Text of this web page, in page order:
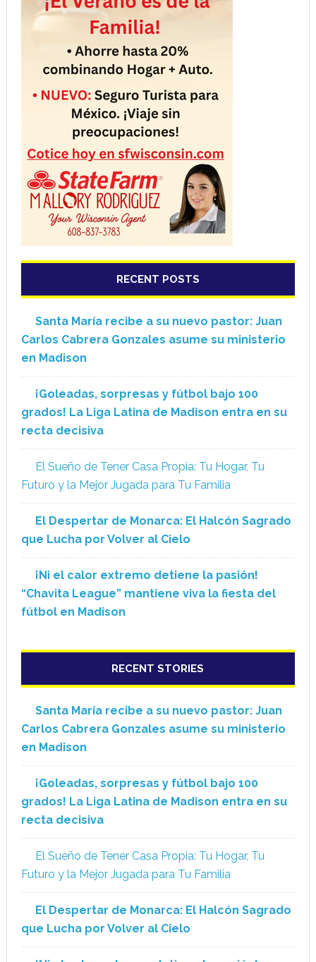
RECENT POSTS
Santa María recibe a su nuevo pastor: Juan
Carlos Cabrera Gonzales asume su ministerio
en Madison
¡Goleadas, sorpresas y fútbol bajo 100
grados! La Liga Latina de Madison entra en su
recta decisiva
El Sueño de Tener Casa Propia: Tu Hogar, Tu
Futuro y la Mejor Jugada para Tu Familia
El Despertar de Monarca: El Halcón Sagrado
que Lucha por Volver al Cielo
¡Ni el calor extremo detiene la pasión!
“Chavita League” mantiene viva la fiesta del
fútbol en Madison
RECENT STORIES
Santa María recibe a su nuevo pastor: Juan
Carlos Cabrera Gonzales asume su ministerio
en Madison
¡Goleadas, sorpresas y fútbol bajo 100
grados! La Liga Latina de Madison entra en su
recta decisiva
El Sueño de Tener Casa Propia: Tu Hogar, Tu
Futuro y la Mejor Jugada para Tu Familia
El Despertar de Monarca: El Halcón Sagrado
que Lucha por Volver al Cielo